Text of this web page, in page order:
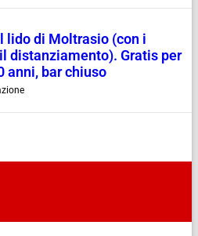
lido di Moltrasio (con i
distanziamento). Gratis per
anni, bar chiuso